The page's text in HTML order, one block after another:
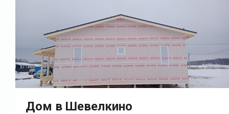
Дом в Шевелкино